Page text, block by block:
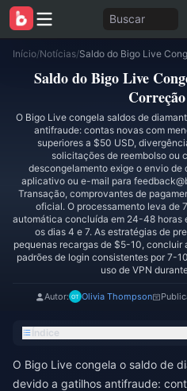
Buscar
Início/Notícias/
Saldo do Bigo Live
O Bigo Live congela saldos de
antifraude: contas novas com
superiores a $50 USD,
solicitações de reembolso ou
descongelamento exige o envio
aplicativo ou e-mail para
Transação, comprovantes de
oficial. O processamento leva de
automática concluída em 24-48 horas
os dias 4 e 7. As estratégias de
pequenas recargas de $5-10,
padrões de login consistentes por 7-
uso de VPN
Autor: Olivia Thompson
Índice
O Bigo Live congela o saldo de
devido a gatilhos antifraude: